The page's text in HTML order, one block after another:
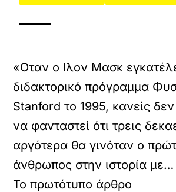
«Οταν ο Ιλον Μασκ
διδακτορικό πρόγραμμα
Stanford το 1995, κανείς
να φανταστεί ότι τρεις
αργότερα θα γινόταν ο
άνθρωπος στην ιστορία με…
Το πρωτότυπο άρθρο